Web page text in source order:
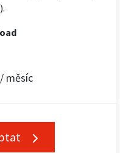
/ měsíc